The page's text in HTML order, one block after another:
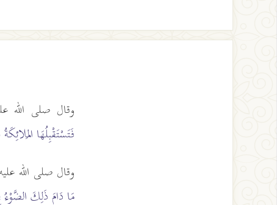
وقال صلى الله
فَتَسْتَقْبِلُهَا
وقال صلى الله
مَا دَامَ ذَلِكَ